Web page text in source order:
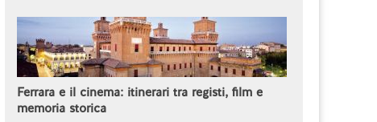
Ferrara e il cinema: itinerari tra registi, film e
memoria storica